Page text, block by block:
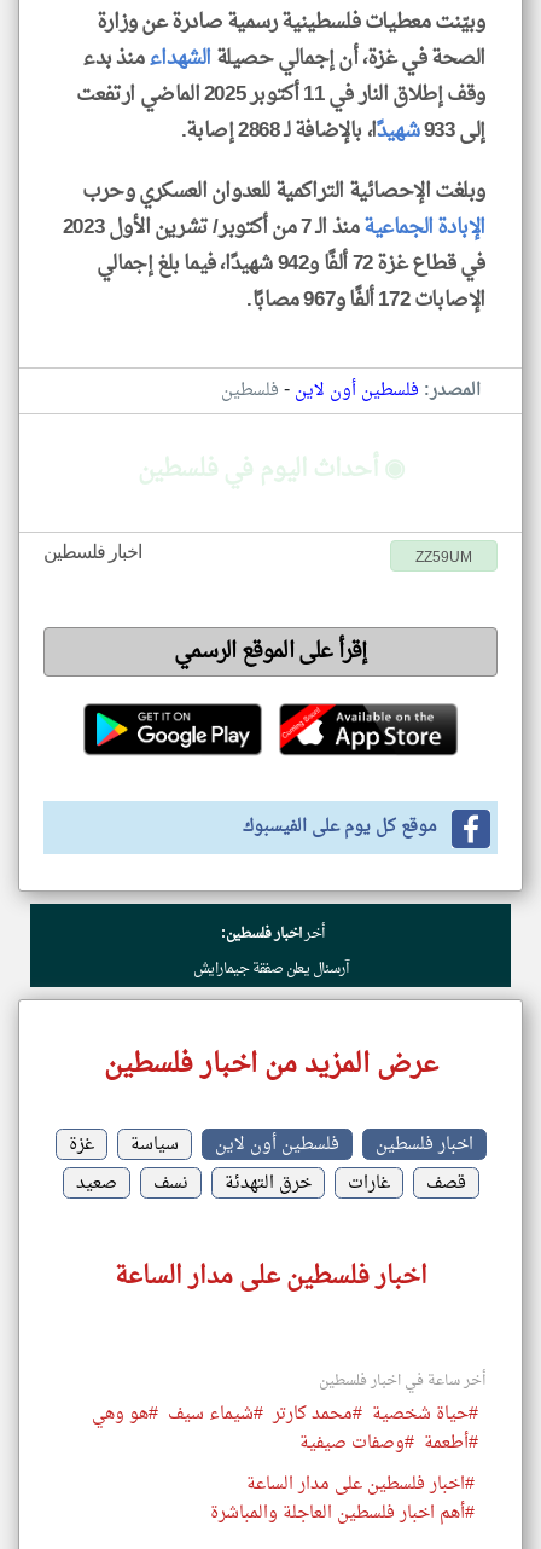
وبيّنت معطيات فلسطينية رسمية صادرة عن وزارة
الصحة في غزة، أن إجمالي حصيلةالشهداءمنذ بدء
وقف إطلاق النار في 11 أكتوبر 2025 الماضي ارتفعت
إلى 933
شهيدًا، بالإضافة لـ 2868 إصابة.
وبلغت الإحصائية التراكمية للعدوان العسكري وحرب
الإبادة الجماعية
منذ الـ 7 من أكتوبر/ تشرين الأول 2023
في قطاع غزة 72 ألفًا و942 شهيدًا، فيما بلغ إجمالي
الإصابات 172 ألفًا و967 مصابًا.
المصدر: فلسطين أون لاين-فلسطين
◉ أحداث اليوم في فلسطين
اخبار فلسطين ZZ59UM
إقرأ على الموقع الرسمي
موقع كل يوم على الفيسبوك
أخراخبار فلسطين:
آرسنال يعلن صفقة جيمارايش
عرض المزيد من اخبار فلسطين
اخبار فلسطين فلسطين أون لاين سياسة
غزة
قصف
غارات خرق التهدئة نسف صعيد
اخبار فلسطين على مدار الساعة
أخر ساعة في اخبار فلسطين
#حياة شخصية #محمد كارتر #شيماء سيف #هو وهي
#أطعمة #وصفات صيفية
#اخبار فلسطين على مدار الساعة
#أهم اخبار فلسطين العاجلة والمباشرة